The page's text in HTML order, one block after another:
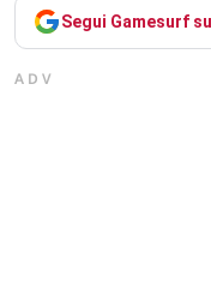
Segui Gamesurf
ADV